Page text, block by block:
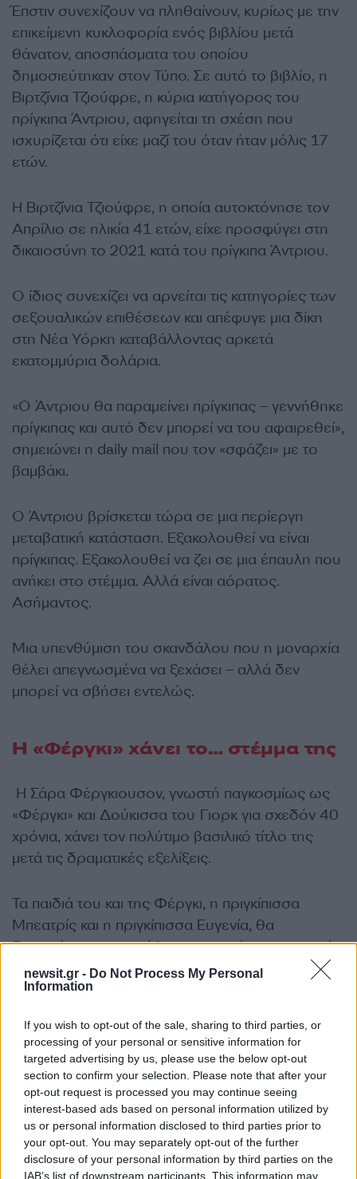
newsit.gr - Do Not Process My Personal
Information
If you wish to opt-out of the sale, sharing to third parties, or
processing of your personal or sensitive information for
targeted advertising by us, please use the below opt-out
section to confirm your selection. Please note that after your
opt-out request is processed you may continue seeing
interest-based ads based on personal information utilized by
us or personal information disclosed to third parties prior to
your opt-out. You may separately opt-out of the further
disclosure of your personal information by third parties on the
IAB’s list of downstream participants. This information may
Έπστιν συνεχίζουν να πληθαίνουν, κυρίως με την
επικείμενη κυκλοφορία ενός βιβλίου μετά
θάνατον, αποσπάσματα του οποίου
δημοσιεύτηκαν στον Τύπο. Σε αυτό το βιβλίο, η
Βιρτζίνια Τζιούφρε, η κύρια κατήγορος του
πρίγκιπα Άντριου, αφηγείται τη σχέση που
ισχυρίζεται ότι είχε μαζί του όταν ήταν μόλις 17
ετών.
Η Βιρτζίνια Τζιούφρε, η οποία αυτοκτόνησε τον
Απρίλιο σε ηλικία 41 ετών, είχε προσφύγει στη
δικαιοσύνη το 2021 κατά του πρίγκιπα Άντριου.
Ο ίδιος συνεχίζει να αρνείται τις κατηγορίες των
σεξουαλικών επιθέσεων και απέφυγε μια δίκη
στη Νέα Υόρκη καταβάλλοντας αρκετά
εκατομμύρια δολάρια.
«Ο Άντριου θα παραμείνει πρίγκιπας – γεννήθηκε
πρίγκιπας και αυτό δεν μπορεί να του αφαιρεθεί»,
σημειώνει η daily mail που τον «σφάζει» με το
βαμβάκι.
Ο Άντριου βρίσκεται τώρα σε μια περίεργη
μεταβατική κατάσταση. Εξακολουθεί να είναι
πρίγκιπας. Εξακολουθεί να ζει σε μια έπαυλη που
ανήκει στο στέμμα. Αλλά είναι αόρατος.
Ασήμαντος.
Μια υπενθύμιση του σκανδάλου που η μοναρχία
θέλει απεγνωσμένα να ξεχάσει – αλλά δεν
μπορεί να σβήσει εντελώς.
Η «Φέργκι» χάνει το… στέμμα της
Η Σάρα Φέργκιουσον, γνωστή παγκοσμίως ως
«Φέργκι» και Δούκισσα του Γιορκ για σχεδόν 40
χρόνια, χάνει τον πολύτιμο βασιλικό τίτλο της
μετά τις δραματικές εξελίξεις.
Τα παιδιά του και της Φέργκι, η πριγκίπισσα
Μπεατρίς και η πριγκίπισσα Ευγενία, θα
διατηρήσουν τους τίτλους τους χάρη στη γιαγιά
τους.
της μόνο μέσω του γάμου της, θα συστήνεται
πλέον ως Σάρα Φέργκιουσον.
Ο τίτλος της Δούκισσας του Γιορκ ήταν η μόνη
σύνδεση με τη βασιλική οικογένεια που η Φέργκι
είχε διατηρήσει μετά το διαζύγιό της με τον
Άντριου το 1996.